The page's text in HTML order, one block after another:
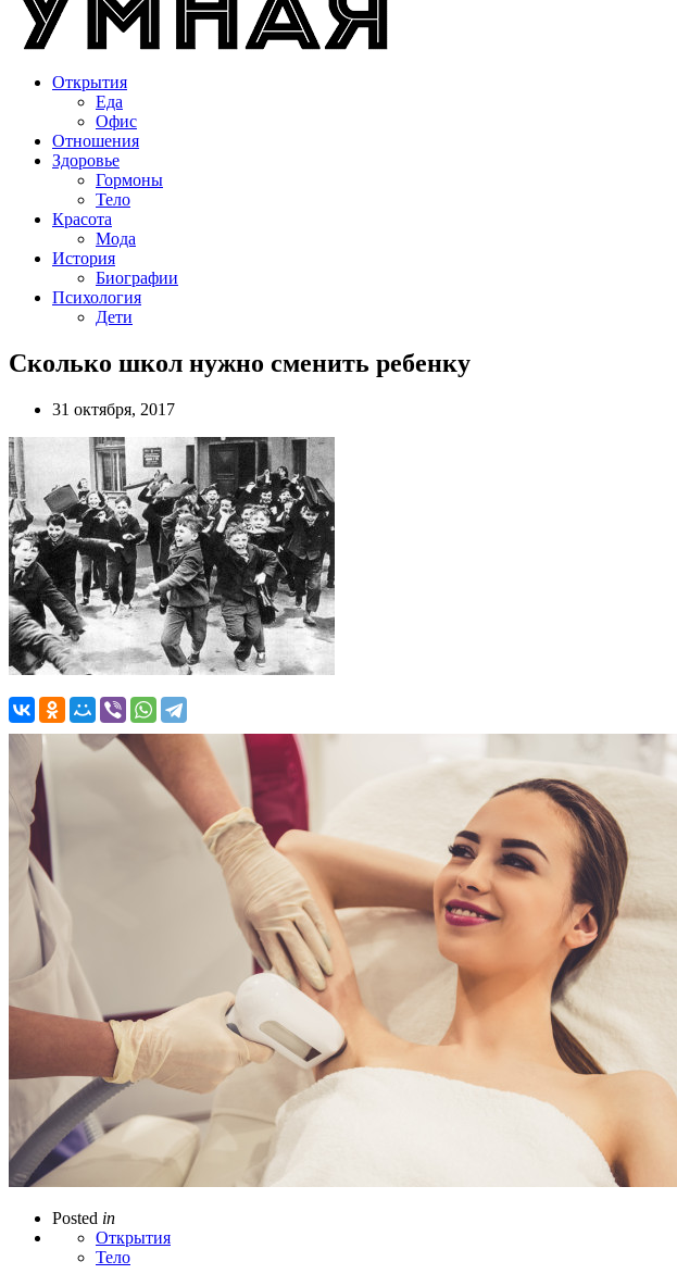
Открытия
Еда
Офис
Отношения
Здоровье
Гормоны
Тело
Красота
Мода
История
Биографии
Психология
Дети
Сколько школ нужно сменить ребенку
31 октября, 2017
Posted in
Открытия
Тело